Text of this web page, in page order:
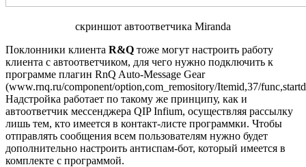
скриншот автоответчика Miranda
Поклонники клиента R&Q тоже могут настроить работу
клиента с автоответчиком, для чего нужно подключить к
программе плагин RnQ Auto-Message Gear
(www.rnq.ru/component/option,com_remository/Itemid,37/
Надстройка работает по такому же принципу, как и
автоответчик мессенджера QIP Infium, осуществляя рассылку
лишь тем, кто имеется в контакт-листе программки. Чтобы
отправлять сообщения всем пользователям нужно будет
дополнительно настроить антиспам-бот, который имеется в
комплекте с программой.